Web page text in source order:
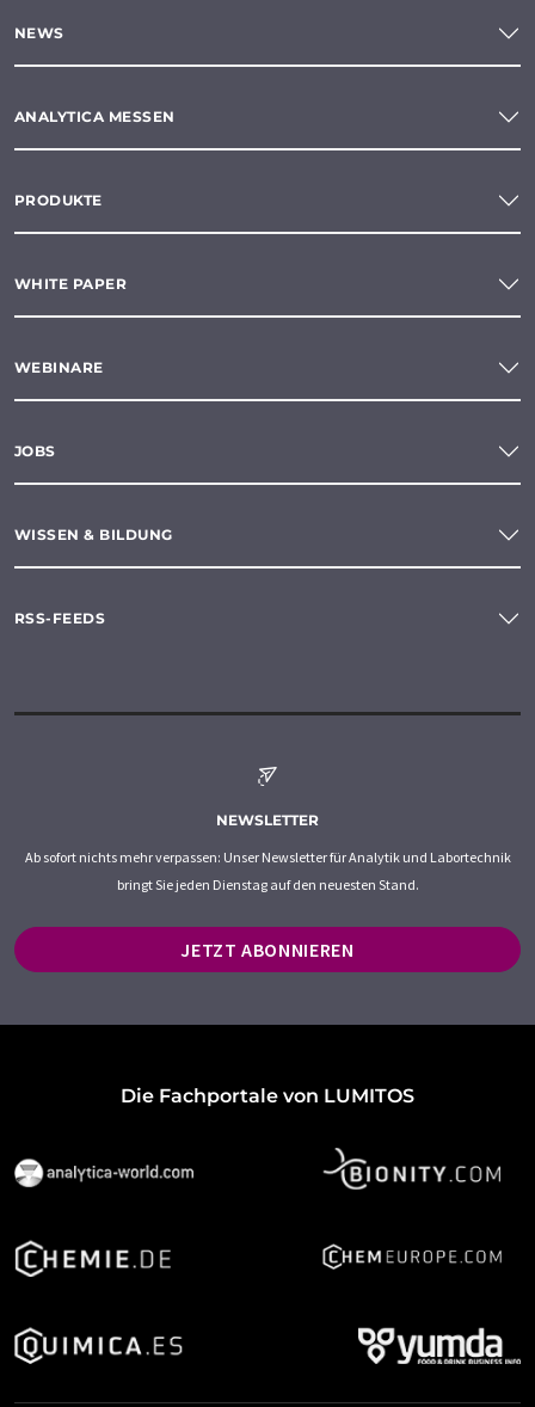
NEWS
ANALYTICA MESSEN
PRODUKTE
WHITE PAPER
WEBINARE
JOBS
WISSEN & BILDUNG
RSS-FEEDS
NEWSLETTER
Ab sofort nichts mehr verpassen: Unser Newsletter für Analytik und Labortechnik
bringt Sie jeden Dienstag auf den neuesten Stand.
JETZT ABONNIEREN
Die Fachportale von LUMITOS